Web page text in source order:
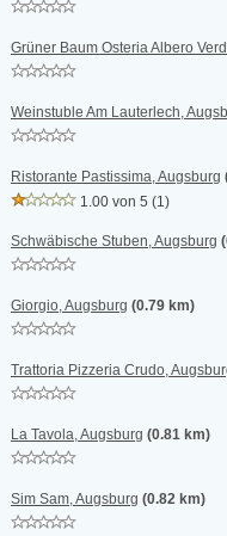
Grüner Baum Osteria Albero
Weinstuble Am Lauterlech,
Ristorante Pastissima, Augsburg
1.00 von 5 (1)
Schwäbische Stuben, Augsburg
Giorgio, Augsburg (0.79 km)
Trattoria Pizzeria Crudo,
La Tavola, Augsburg (0.81 km)
Sim Sam, Augsburg (0.82 km)